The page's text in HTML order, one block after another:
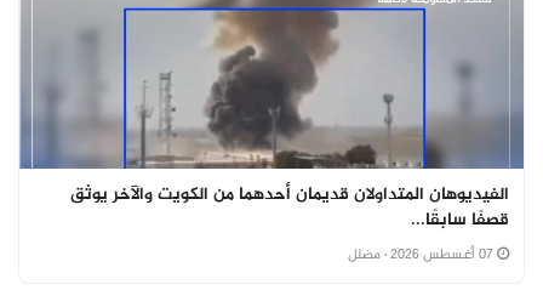
الفيديوهان المتداولان قديمان أحدهما من الكويت والآخر يوثق
قصفًا سابقًا...
· مضلل